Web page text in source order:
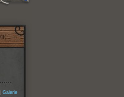
Galerie